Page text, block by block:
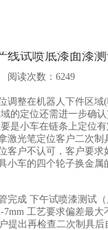
线试喷底漆面漆
读次数：6249
调整在机器人下件区域
的定位还需进一步确
是小车在链条上定位
激光笔定位客户二次制
客户不认可，客户要求
小车的四个轮子换金属
完成 下午试喷漆测试
7mm 工艺要求偏差最大
提出再检查二次制具后